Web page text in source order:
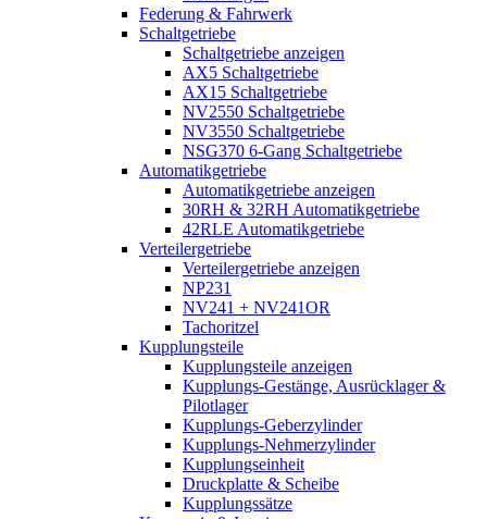
Federung & Fahrwerk
Schaltgetriebe
Schaltgetriebe anzeigen
AX5 Schaltgetriebe
AX15 Schaltgetriebe
NV2550 Schaltgetriebe
NV3550 Schaltgetriebe
NSG370 6-Gang Schaltgetriebe
Automatikgetriebe
Automatikgetriebe anzeigen
30RH & 32RH Automatikgetriebe
42RLE Automatikgetriebe
Verteilergetriebe
Verteilergetriebe anzeigen
NP231
NV241 + NV241OR
Tachoritzel
Kupplungsteile
Kupplungsteile anzeigen
Kupplungs-Gestänge, Ausrücklager &
Pilotlager
Kupplungs-Geberzylinder
Kupplungs-Nehmerzylinder
Kupplungseinheit
Druckplatte & Scheibe
Kupplungssätze